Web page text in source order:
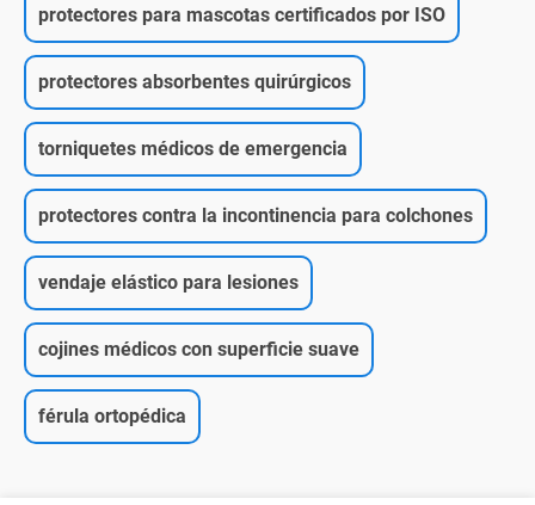
protectores para mascotas certificados por ISO
protectores absorbentes quirúrgicos
torniquetes médicos de emergencia
protectores contra la incontinencia para colchones
vendaje elástico para lesiones
cojines médicos con superficie suave
férula ortopédica